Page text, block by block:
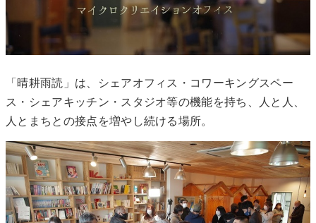
「晴耕雨読」は、シェアオフィス・コワーキングスペー
ス・シェアキッチン・スタジオ等の機能を持ち、人と人、
人とまちとの接点を増やし続ける場所。